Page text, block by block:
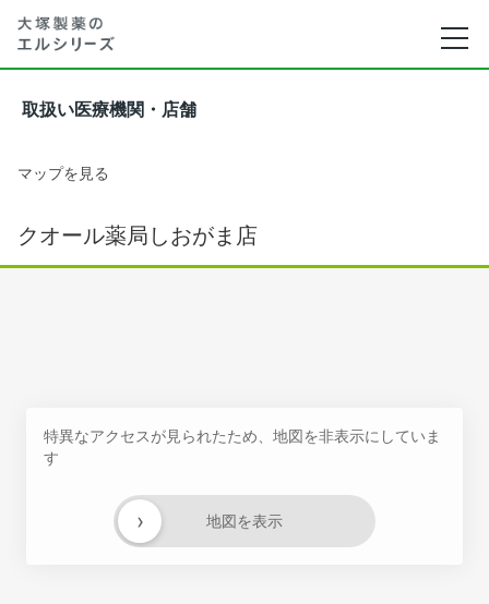
取扱い医療機関・店舗
マップを見る
クオール薬局しおがま店
特異なアクセスが見られたため、地図を非表示にしていま
す
地図を表示
›